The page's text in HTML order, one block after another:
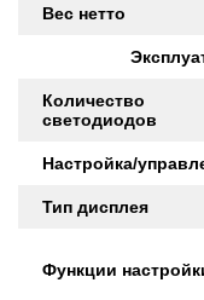
Вес нетто
Количество
светодиодов
Настройка/
Тип дисплея
Функции